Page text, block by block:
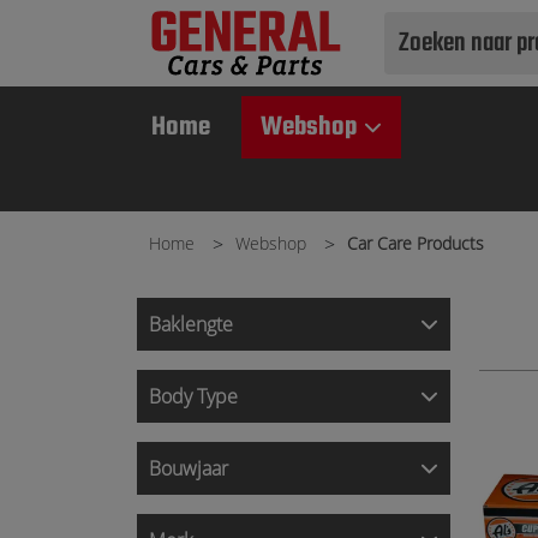
Use
up
available
Press
enter
to
to
selected
search
result.
Home Webshop
Home Webshop Car Care Products
Baklengte
Body Type
Bouwjaar